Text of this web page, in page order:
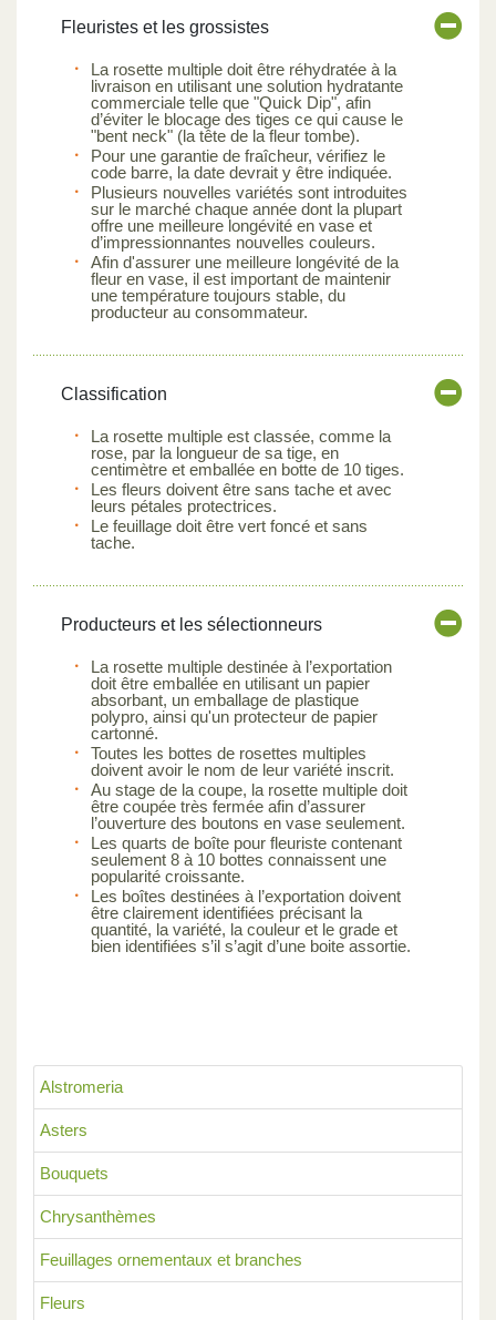
Alstromeria
Asters
Bouquets
Chrysanthèmes
Feuillages ornementaux et branches
Fleurs
Fleuristes et les grossistes
La rosette multiple doit être réhydratée à la
livraison en utilisant une solution hydratante
commerciale telle que "Quick Dip", afin
d’éviter le blocage des tiges ce qui cause le
"bent neck" (la tête de la fleur tombe).
Pour une garantie de fraîcheur, vérifiez le
code barre, la date devrait y être indiquée.
Plusieurs nouvelles variétés sont introduites
sur le marché chaque année dont la plupart
offre une meilleure longévité en vase et
d’impressionnantes nouvelles couleurs.
Afin d'assurer une meilleure longévité de la
fleur en vase, il est important de maintenir
une température toujours stable, du
producteur au consommateur.
Classification
La rosette multiple est classée, comme la
rose, par la longueur de sa tige, en
centimètre et emballée en botte de 10 tiges.
Les fleurs doivent être sans tache et avec
leurs pétales protectrices.
Le feuillage doit être vert foncé et sans
tache.
Producteurs et les sélectionneurs
La rosette multiple destinée à l’exportation
doit être emballée en utilisant un papier
absorbant, un emballage de plastique
polypro, ainsi qu'un protecteur de papier
cartonné.
Toutes les bottes de rosettes multiples
doivent avoir le nom de leur variété inscrit.
Au stage de la coupe, la rosette multiple doit
être coupée très fermée afin d’assurer
l’ouverture des boutons en vase seulement.
Les quarts de boîte pour fleuriste contenant
seulement 8 à 10 bottes connaissent une
popularité croissante.
Les boîtes destinées à l’exportation doivent
être clairement identifiées précisant la
quantité, la variété, la couleur et le grade et
bien identifiées s’il s’agit d’une boite assortie.